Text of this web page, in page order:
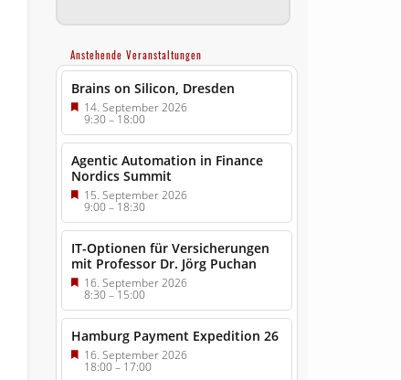
Anstehende Veranstaltungen
Brains on Silicon, Dresden
14. September 2026
9:30–18:00
Agentic Automation in Finance
Nordics Summit
15. September 2026
9:00–18:30
IT-Optionen für Versicherungen
mit Professor Dr. Jörg Puchan
16. September 2026
8:30–15:00
Hamburg Payment Expedition 26
16. September 2026
18:00– 17:00